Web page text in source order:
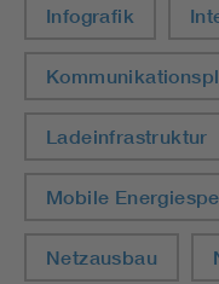
Infografik
Ladeinfrastruktur
Mobile
Netzausbau